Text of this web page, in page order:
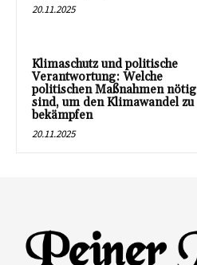
20.11.2025
Klimaschutz und politische
Verantwortung: Welche
politischen Maßnahmen nötig
sind, um den Klimawandel zu
bekämpfen
20.11.2025